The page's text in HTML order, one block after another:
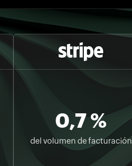
0,7 %
del volumen de facturación